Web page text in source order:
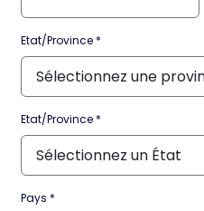
Etat/Province
Etat/Province
Pays